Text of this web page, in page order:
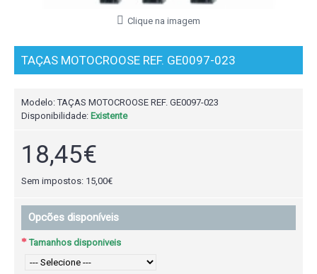
Clique na imagem
TAÇAS MOTOCROOSE REF. GE0097-023
Modelo:TAÇAS MOTOCROOSE REF. GE0097-023
Disponibilidade: Existente
18,45€
Sem impostos: 15,00€
Opcões disponíveis
Tamanhos disponiveis